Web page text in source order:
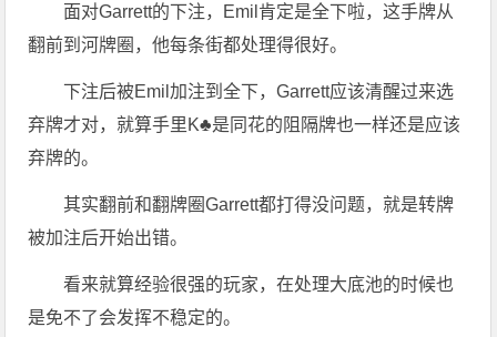
面对Garrett的下注，Emil肯定是全下啦，这手牌从
翻前到河牌圈，他每条街都处理得很好。
下注后被Emil加注到全下，Garrett应该清醒过来选
弃牌才对，就算手里K♣是同花的阻隔牌也一样还是应该
弃牌的。
其实翻前和翻牌圈Garrett都打得没问题，就是转牌
被加注后开始出错。
看来就算经验很强的玩家，在处理大底池的时候也
是免不了会发挥不稳定的。